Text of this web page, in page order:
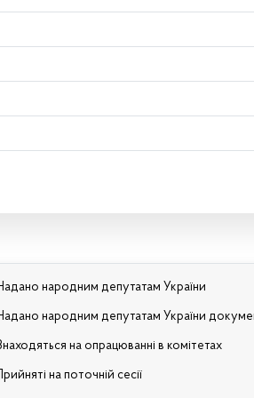
народним депутатам України
народним депутатам України
на опрацюванні в комітетах
на поточній сесії